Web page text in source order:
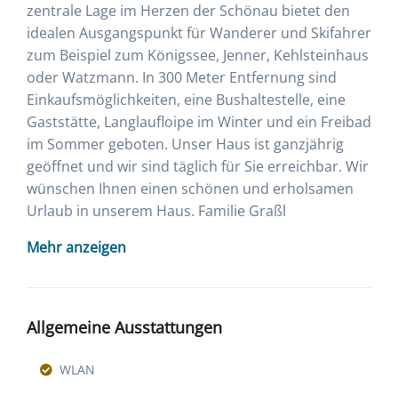
zentrale Lage im Herzen der Schönau bietet den
idealen Ausgangspunkt für Wanderer und Skifahrer
zum Beispiel zum Königssee, Jenner, Kehlsteinhaus
oder Watzmann. In 300 Meter Entfernung sind
Einkaufsmöglichkeiten, eine Bushaltestelle, eine
Gaststätte, Langlaufloipe im Winter und ein Freibad
im Sommer geboten. Unser Haus ist ganzjährig
geöffnet und wir sind täglich für Sie erreichbar. Wir
wünschen Ihnen einen schönen und erholsamen
Urlaub in unserem Haus. Familie Graßl
Mehr anzeigen
Allgemeine Ausstattungen
WLAN